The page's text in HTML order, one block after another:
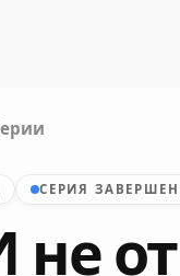
СЕРИЯ
не